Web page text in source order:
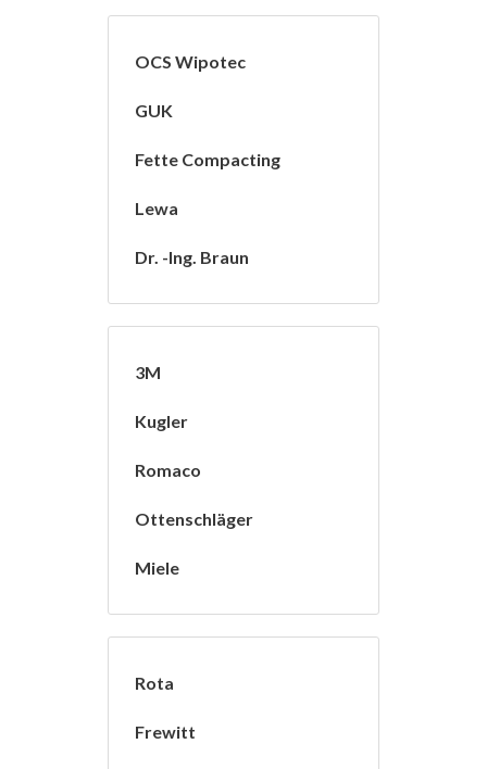
OCS Wipotec
GUK
Fette Compacting
Lewa
Dr. -Ing. Braun
3M
Kugler
Romaco
Ottenschläger
Miele
Rota
Frewitt